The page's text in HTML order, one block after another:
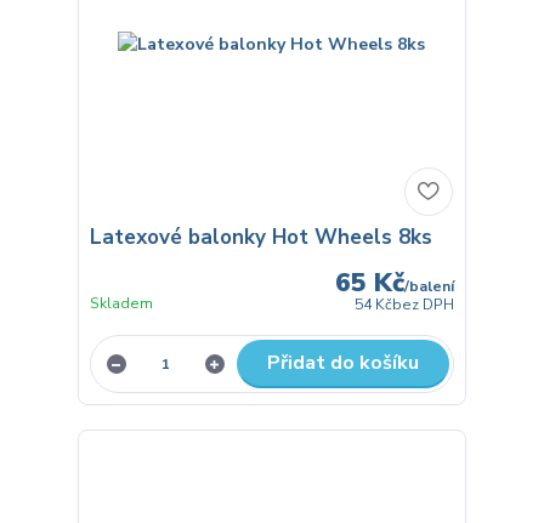
Latexové balonky Hot Wheels 8ks
65 Kč/balení
54 Kčbez DPH
Skladem
Přidat do košíku